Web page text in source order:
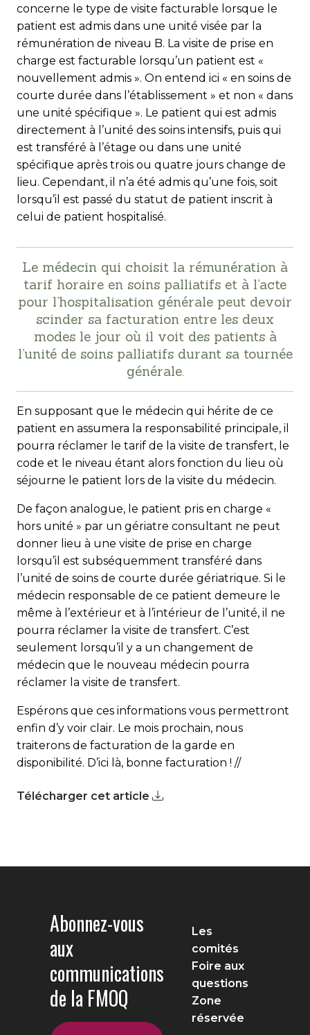
concerne le type de visite facturable lorsque le
patient est admis dans une unité visée par la
rémunération de niveau B. La visite de prise en
charge est facturable lorsqu’un patient est «
nouvellement admis ». On entend ici « en soins de
courte durée dans l’établissement » et non « dans
une unité spécifique ». Le patient qui est admis
directement à l’unité des soins intensifs, puis qui
est transféré à l’étage ou dans une unité
spécifique après trois ou quatre jours change de
lieu. Cependant, il n’a été admis qu’une fois, soit
lorsqu’il est passé du statut de patient inscrit à
celui de patient hospitalisé.
Le médecin qui choisit la rémunération à
tarif horaire en soins palliatifs et à l’acte
pour l’hospitalisation générale peut devoir
scinder sa facturation entre les deux
modes le jour où il voit des patients à
l’unité de soins palliatifs durant sa tournée
générale.
En supposant que le médecin qui hérite de ce
patient en assumera la responsabilité principale, il
pourra réclamer le tarif de la visite de transfert, le
code et le niveau étant alors fonction du lieu où
séjourne le patient lors de la visite du médecin.
De façon analogue, le patient pris en charge «
hors unité » par un gériatre consultant ne peut
donner lieu à une visite de prise en charge
lorsqu’il est subséquemment transféré dans
l’unité de soins de courte durée gériatrique. Si le
médecin responsable de ce patient demeure le
même à l’extérieur et à l’intérieur de l’unité, il ne
pourra réclamer la visite de transfert. C’est
seulement lorsqu’il y a un changement de
médecin que le nouveau médecin pourra
réclamer la visite de transfert.
Espérons que ces informations vous permettront
enfin d’y voir clair. Le mois prochain, nous
traiterons de facturation de la garde en
disponibilité. D’ici là, bonne facturation ! //
Télécharger cet article
Abonnez-vous
aux
communications
de la FMOQ
Les
comités
Foire aux
questions
Zone
réservée